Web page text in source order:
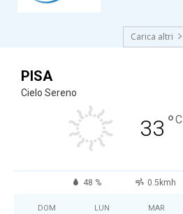
Carica altri
PISA
Cielo Sereno
33 °C
48 % 0.5kmh
DOM LUN MAR